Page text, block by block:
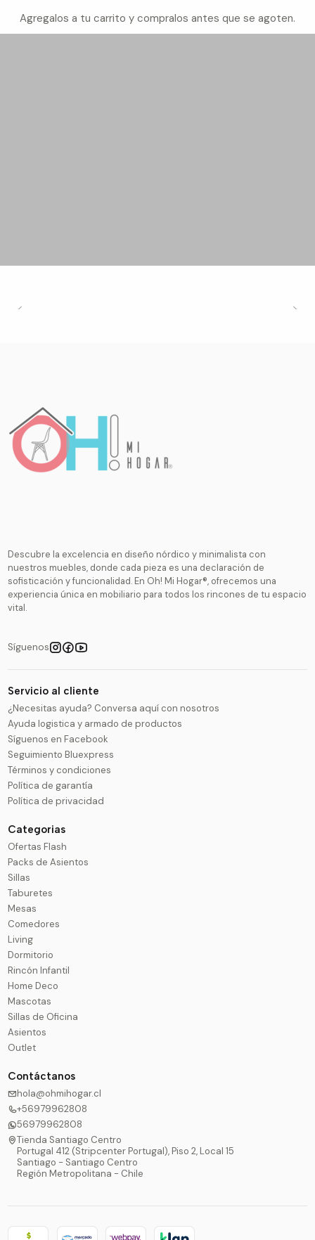
Agregalos a tu carrito y compralos antes que se agoten.
Descubre la excelencia en diseño nórdico y minimalista con
nuestros muebles, donde cada pieza es una declaración de
sofisticación y funcionalidad. En Oh! Mi Hogar®, ofrecemos una
experiencia única en mobiliario para todos los rincones de tu espacio
vital.
Síguenos
Servicio al cliente
¿Necesitas ayuda? Conversa aquí con nosotros
Ayuda logistica y armado de productos
Síguenos en Facebook
Seguimiento Bluexpress
Términos y condiciones
Política de garantía
Política de privacidad
Categorias
Ofertas Flash
Packs de Asientos
Sillas
Taburetes
Mesas
Comedores
Living
Dormitorio
Rincón Infantil
Home Deco
Mascotas
Sillas de Oficina
Asientos
Outlet
Contáctanos
hola@ohmihogar.cl
+56979962808
56979962808
Tienda Santiago Centro
Portugal 412 (Stripcenter Portugal), Piso 2, Local 15
Santiago - Santiago Centro
Región Metropolitana - Chile